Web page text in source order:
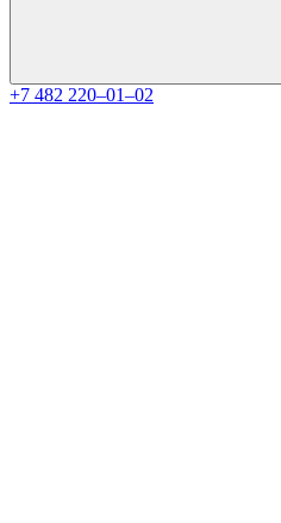
+7 482 220‒01‒02